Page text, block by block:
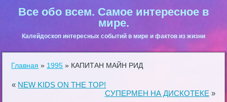
Все обо всем. Самое интересное в
мире.
Калейдоскоп интересных событий в мире и фактов из жизни
Главная » 1995 » КАПИТАН МАЙН РИД
« NEW KIDS ON THE TOР!
СУПЕРМЕН НА ДИСКОТЕКЕ»